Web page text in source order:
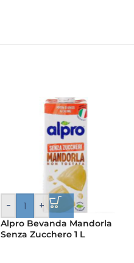
- +
Alpro Bevanda Mandorla
Senza Zucchero 1 L